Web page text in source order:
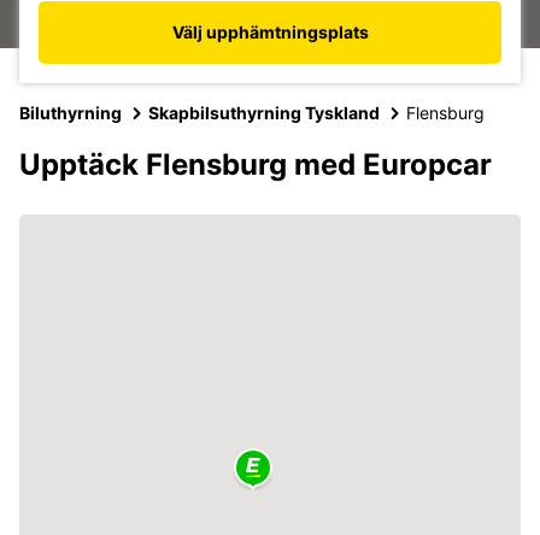
Välj upphämtningsplats
Biluthyrning Skapbilsuthyrning Tyskland Flensburg
Upptäck Flensburg med Europcar